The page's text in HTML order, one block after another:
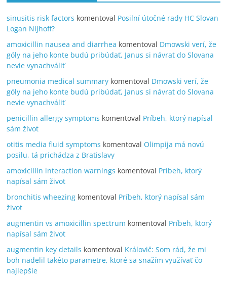
sinusitis risk factors komentoval Posilní útočné rady HC Slovan
Logan Nijhoff?
amoxicillin nausea and diarrhea komentoval Dmowski verí, že
góly na jeho konte budú pribúdať, Janus si návrat do Slovana
nevie vynachváliť
pneumonia medical summary komentoval Dmowski verí, že
góly na jeho konte budú pribúdať, Janus si návrat do Slovana
nevie vynachváliť
penicillin allergy symptoms komentoval Príbeh, ktorý napísal
sám život
otitis media fluid symptoms komentoval Olimpija má novú
posilu, tá prichádza z Bratislavy
amoxicillin interaction warnings komentoval Príbeh, ktorý
napísal sám život
bronchitis wheezing komentoval Príbeh, ktorý napísal sám
život
augmentin vs amoxicillin spectrum komentoval Príbeh, ktorý
napísal sám život
augmentin key details komentoval Královič: Som rád, že mi
boh nadelil takéto parametre, ktoré sa snažím využívať čo
najlepšie